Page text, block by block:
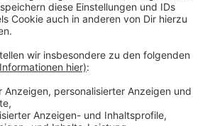
unsere neuesten Aktionen - wir
informieren dich.
Newsletter anmelden